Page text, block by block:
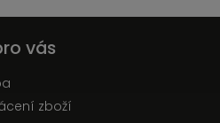
vás
zboží